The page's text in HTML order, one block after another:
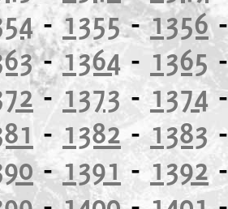
- 1355-1356
-1364 - 1365
-1373 -1374
- 1382-1383
-1391 -1392